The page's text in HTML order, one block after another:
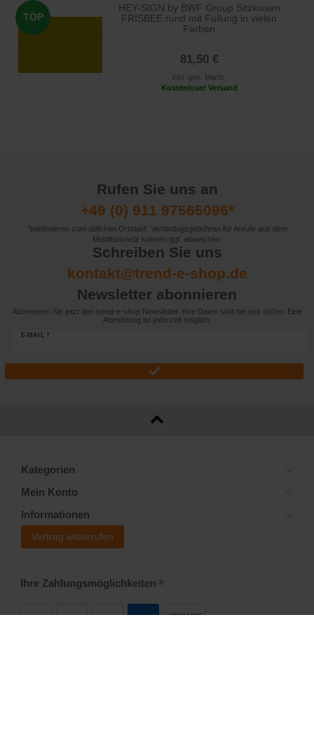
TOP
HEY-SIGN by BWF Group Sitzkissen
FRISBEE rund mit Füllung in vielen
Farben
81,50 €
inkl. ges. MwSt.
Kostenloser Versand
Rufen Sie uns an
+49 (0) 911 97565096*
*telefonieren zum üblichen Ortstarif. Verbindugsgebühren für Anrufe aus dem
Mobilfunknetz können ggf. abweichen.
Schreiben Sie uns
kontakt@trend-e-shop.de
Newsletter abonnieren
Abonnieren Sie jetzt den trend-e-shop Newsletter. Ihre Daten sind bei uns sicher. Eine
Abmeldung ist jederzeit möglich.
E-MAIL *
Kategorien
Mein Konto
Informationen
Vertrag widerrufen
Ihre Zahlungsmöglichkeiten 2)
VORKASSE